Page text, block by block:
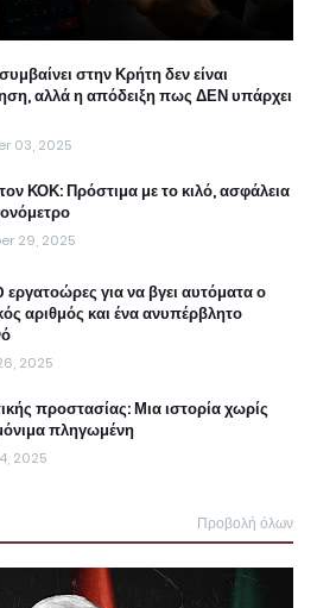
στην Κρήτη δεν είναι
αλλά η απόδειξη πως ΔΕΝ υπάρχει
03, 2025
ΚΟΚ: Πρόστιμα με το κιλό, ασφάλεια
29, 2025
για να βγει αυτόματα ο
αριθμός και ένα ανυπέρβλητο
2025
προστασίας: Μια ιστορία χωρίς
πληγωμένη
2025
Προβολή όλων